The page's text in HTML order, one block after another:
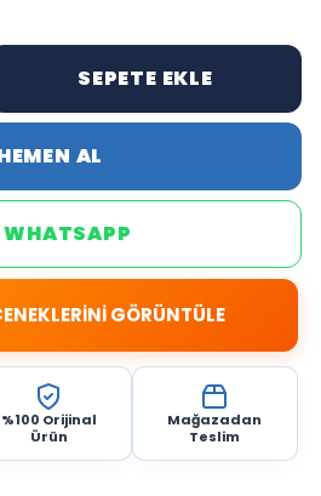
SEPETE EKLE
AL
WHATSAPP
GÖRÜNTÜLE
%100 Orijinal
Ürün
Mağazadan
Teslim